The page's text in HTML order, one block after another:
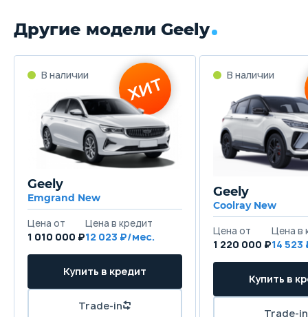
Другие модели Geely
Geely
Emgrand New
1 010 000 ₽12 023
Geely
Coolray New
1 220 000 ₽14 523